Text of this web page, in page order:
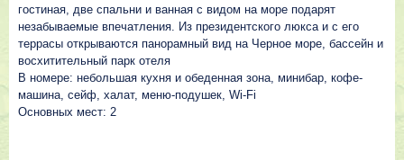
гостиная, две спальни и ванная с видом на море подарят
незабываемые впечатления. Из президентского люкса и с его
террасы открываются панорамный вид на Черное море, бассейн и
восхитительный парк отеля
В номере: небольшая кухня и обеденная зона, минибар, кофе-
машина, сейф, халат, меню-подушек, Wi-Fi
Основных мест: 2